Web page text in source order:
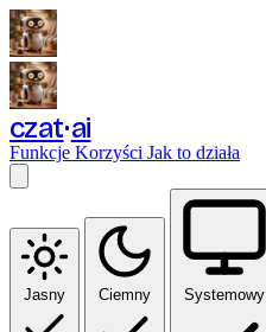
czat ai
Funkcje Korzyści Jak to działa
Jasny Ciemny Systemowy